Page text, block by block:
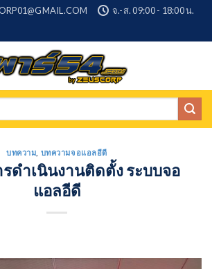
จ.-ส. 09:00 - 18:00 น.
บทความ บทความจอแอลอีดี
ดำเนินงานติดตั้ง ระบบจอ
แอลอีดี